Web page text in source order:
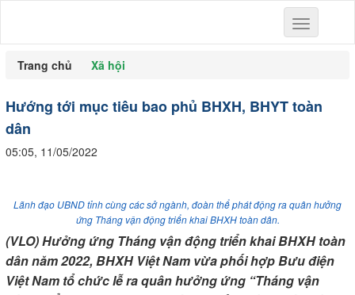
Toggle
navigation
Trang chủ
Xã hội
Hướng tới mục tiêu bao phủ BHXH, BHYT toàn
dân
05:05, 11/05/2022
Lãnh đạo UBND tỉnh cùng các sở ngành, đoàn thể phát động ra quân hưởng
ứng Tháng vận động triển khai BHXH toàn dân.
(VLO) Hưởng ứng Tháng vận động triển khai BHXH toàn
dân năm 2022, BHXH Việt Nam vừa phối hợp Bưu điện
Việt Nam tổ chức lễ ra quân hưởng ứng “Tháng vận